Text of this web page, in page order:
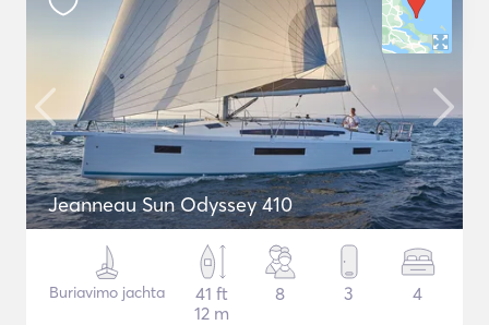
Jeanneau Sun Odyssey 410
Buriavimo jachta
41 ft
12 m
8 3 4